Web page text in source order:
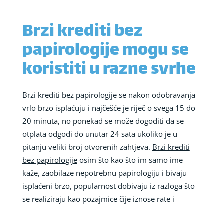
Brzi krediti bez
papirologije mogu se
koristiti u razne svrhe
Brzi krediti bez papirologije se nakon odobravanja
vrlo brzo isplaćuju i najčešće je riječ o svega 15 do
20 minuta, no ponekad se može dogoditi da se
otplata odgodi do unutar 24 sata ukoliko je u
pitanju veliki broj otvorenih zahtjeva. Brzi krediti
bez papirologijeosim što kao što im samo ime
kaže, zaobilaze nepotrebnu papirologiju i bivaju
isplaćeni brzo, popularnost dobivaju iz razloga što
se realiziraju kao pozajmice čije iznose rate i